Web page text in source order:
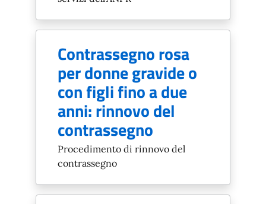
Contrassegno rosa
per donne gravide o
con figli fino a due
anni: rinnovo del
contrassegno
Procedimento di rinnovo del
contrassegno